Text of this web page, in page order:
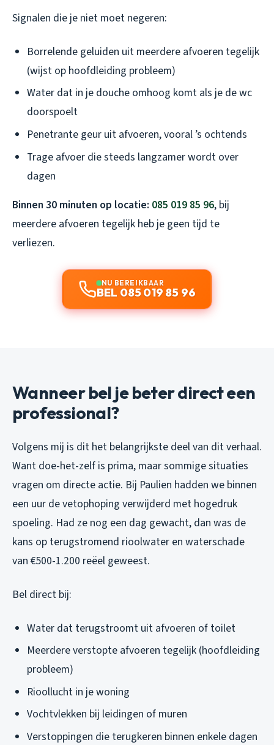
Signalen die je niet moet negeren:
Borrelende geluiden uit meerdere afvoeren tegelijk
(wijst op hoofdleiding probleem)
Water dat in je douche omhoog komt als je de wc
doorspoelt
Penetrante geur uit afvoeren, vooral ’s ochtends
Trage afvoer die steeds langzamer wordt over
dagen
Binnen 30 minuten op locatie: 085 019 85 96, bij
meerdere afvoeren tegelijk heb je geen tijd te
verliezen.
NU BEREIKBAAR
BEL 085 019 85 96
Wanneer bel je beter direct een
professional?
Volgens mij is dit het belangrijkste deel van dit verhaal.
Want doe-het-zelf is prima, maar sommige situaties
vragen om directe actie. Bij Paulien hadden we binnen
een uur de vetophoping verwijderd met hogedruk
spoeling. Had ze nog een dag gewacht, dan was de
kans op terugstromend rioolwater en waterschade
van €500-1.200 reëel geweest.
Bel direct bij:
Water dat terugstroomt uit afvoeren of toilet
Meerdere verstopte afvoeren tegelijk (hoofdleiding
probleem)
Rioollucht in je woning
Vochtvlekken bij leidingen of muren
Verstoppingen die terugkeren binnen enkele dagen